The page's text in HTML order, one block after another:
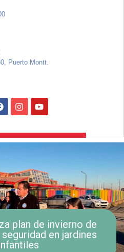
Puerto Montt.
plan de invierno de
en jardines